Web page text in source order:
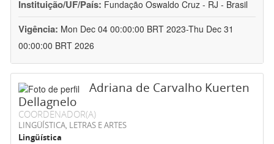
Instituição/UF/País: Fundação Oswaldo Cruz - RJ - Brasil
Vigência: Mon Dec 04 00:00:00 BRT 2023-Thu Dec 31
00:00:00 BRT 2026
Adriana de Carvalho Kuerten
Dellagnelo
COORDENADOR(A)
LINGÜÍSTICA, LETRAS E ARTES
Lingüística